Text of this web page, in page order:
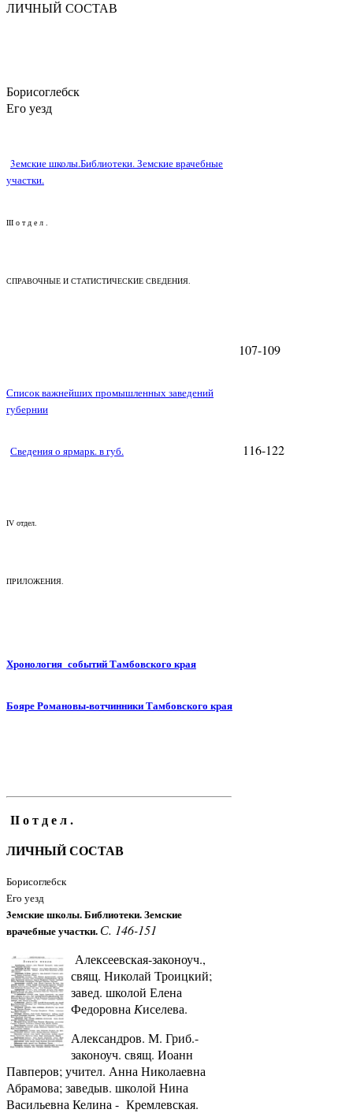
ЛИЧНЫЙ СОСТАВ
Борисоглебск
Его уезд
3емские школы.Библиотеки. Земские врачебные
участки.
III о т д е л .
СПРАВОЧНЫЕ И СТАТИСТИЧЕСКИЕ СВЕДЕНИЯ.
Список важнейших промышленных заведений
губернии
107-109
Сведения о ярмарк. в губ. 116-122
IV отдел.
ПРИЛОЖЕНИЯ.
Хронология событий Тамбовского края
Бояре Романовы-вотчинники Тамбовского края
II о т д е л .
ЛИЧНЫЙ СОСТАВ
Борисоглебск
Его уезд
3емские школы. Библиотеки. Земские
врачебные участки. С. 146-151
Алексеевская-законоуч.,
свящ. Николай Троицкий;
завед. школой Елена
Федоровна Киселева.
Александров. М. Гриб.-
законоуч. свящ. Иоанн
Павперов; учител. Анна Николаевна
Абрамова; заведыв. школой Нина
Васильевна Келина - Кремлевская.